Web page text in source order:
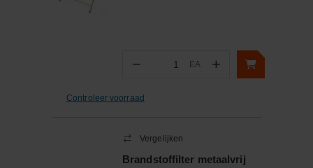
− Aantal
EA +
Controleer voorraad
Vergelijken
Brandstoffilter metaalvrij